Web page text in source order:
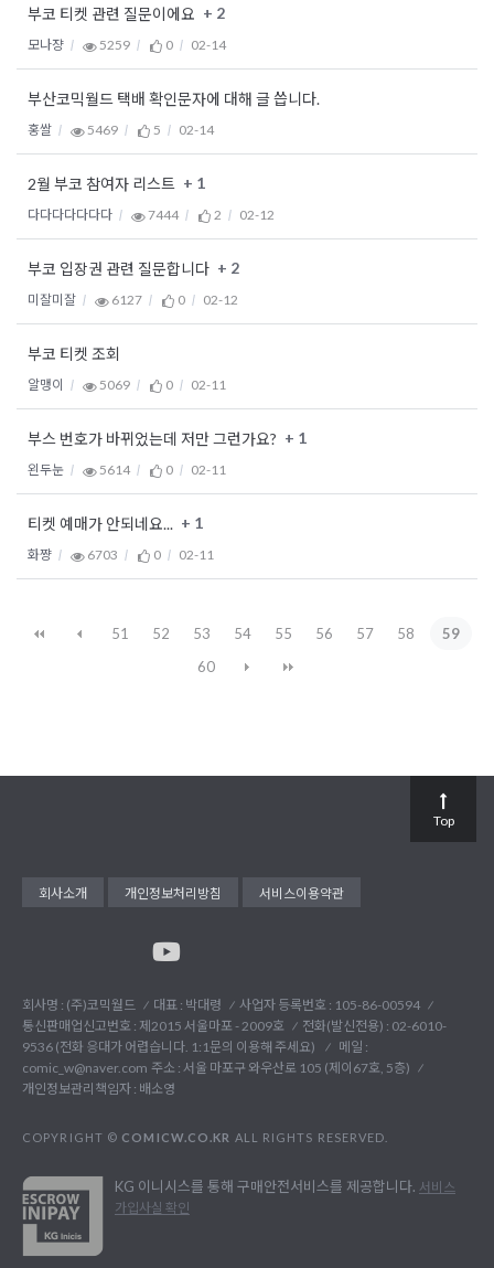
부코 티켓 관련 질문이에요 + 2
모나쟝 5259 0 02-14
부산코믹월드 택배 확인문자에 대해 글 씁니다.
홍쌀 5469 5 02-14
2월 부코 참여자 리스트 + 1
다다다다다다다 7444 2 02-12
부코 입장권 관련 질문합니다 + 2
미잘미잘 6127 0 02-12
부코 티켓 조회
알맹이 5069 0 02-11
부스 번호가 바뀌었는데 저만 그런가요? + 1
왼두눈 5614 0 02-11
티켓 예매가 안되네요... + 1
화쨩 6703 0 02-11
51 52 53 54 55 56 57 58
59
60
회사소개 개인정보처리방침 서비스이용약관
회사명 : (주)코믹월드 대표 : 박대령
사업자 등록번호 : 105-86-00594
통신판매업신고번호 : 제2015 서울마포 - 2009호
전화(발신전용) : 02-6010-
9536 (전화 응대가 어렵습니다. 1:1문의 이용해 주세요)
메일 :
comic_w@naver.com 주소 : 서울 마포구 와우산로 105 (제이67호, 5층)
개인정보관리책임자 : 배소영
COPYRIGHT © COMICW.CO.KR ALL RIGHTS RESERVED.
KG 이니시스를 통해 구매안전서비스를 제공합니다. 서비스
가입사실 확인
Top